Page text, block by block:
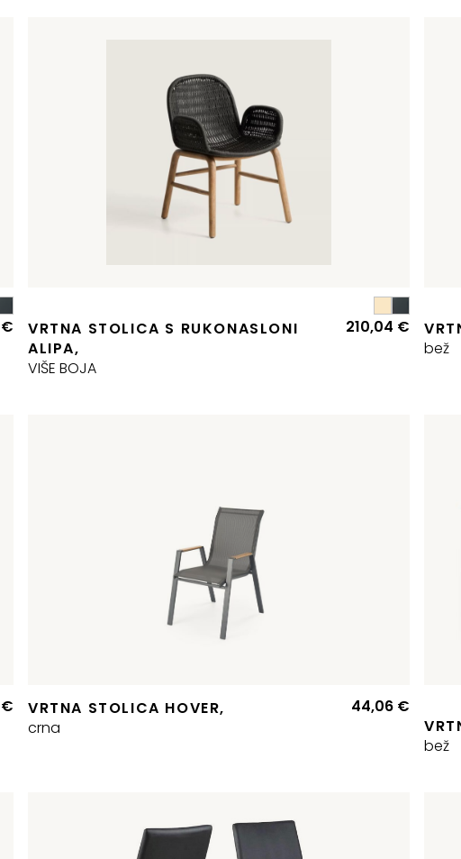
€
VRTNA STOLICA S RUKONASLONI
ALIPA,
VIŠE BOJA
210,04 €
bež
€
VRTNA STOLICA HOVER,
crna
44,06 €
bež